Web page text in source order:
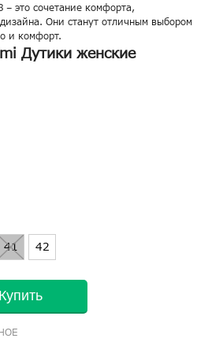
это сочетание комфорта,
Они станут отличным выбором
и комфорт.
Дутики женские
41 42
Купить